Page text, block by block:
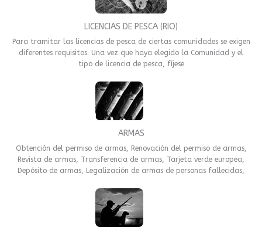
LICENCIAS DE PESCA (RIO)
Para tramitar las licencias de pesca de ciertas comunidades se exigen
diferentes requisitos. Una vez que haya elegido la Comunidad y el
tipo de licencia de pesca, fíjese
ARMAS
Obtención del permiso de armas, Renovación del permiso de armas,
Revista de armas, Transferencia de armas, Tarjeta verde europea,
Depósito de armas, Legalización de armas de personas fallecidas,